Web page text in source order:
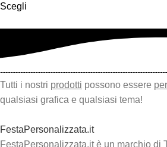
Scegli
Tutti i nostri prodotti possono essere
qualsiasi grafica e qualsiasi tema!
FestaPersonalizzata.it
FestaPersonalizzata.it è un marchio di